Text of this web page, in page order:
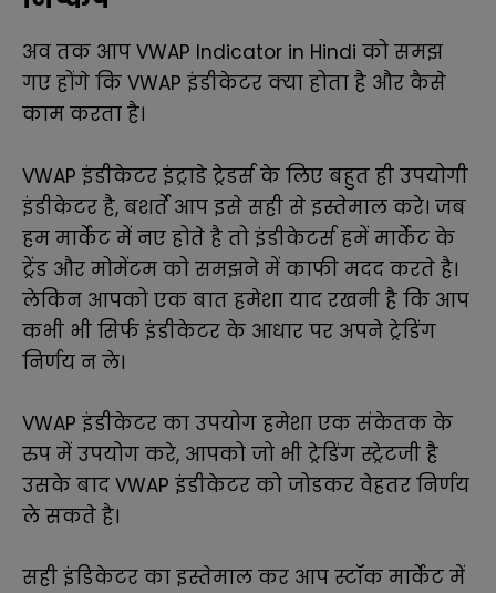
अव तक आप VWAP Indicator in Hindi को समझ
गए होंगे कि VWAP इंडीकेटर क्या होता है और कैसे
काम करता है।
VWAP इंडीकेटर इंट्राडे ट्रेडर्स के लिए बहुत ही उपयोगी
इंडीकेटर है, बशर्ते आप इसे सही से इस्तेमाल करे। जब
हम मार्केट में नए होते है तो इंडीकेटर्स हमें मार्केट के
ट्रेंड और मोमेंटम को समझने में काफी मदद करते है।
लेकिन आपको एक बात हमेशा याद रखनी है कि आप
कभी भी सिर्फ इंडीकेटर के आधार पर अपने ट्रेडिंग
निर्णय न ले।
VWAP इंडीकेटर का उपयोग हमेशा एक संकेतक के
रुप में उपयोग करे, आपको जो भी ट्रेडिंग स्ट्रेटजी है
उसके बाद VWAP इंडीकेटर को जोडकर वेहतर निर्णय
ले सकते है।
सही इंडिकेटर का इस्तेमाल कर आप स्टॉक मार्केट में